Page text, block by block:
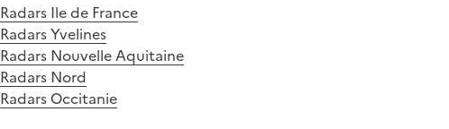
Radars Ile de France
Radars Yvelines
Radars Nouvelle Aquitaine
Radars Nord
Radars Occitanie